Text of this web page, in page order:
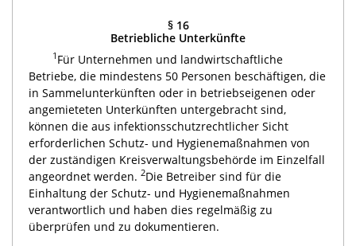
§ 16
Betriebliche Unterkünfte
1 Für Unternehmen und landwirtschaftliche
Betriebe, die mindestens 50 Personen beschäftigen, die
in Sammelunterkünften oder in betriebseigenen oder
angemieteten Unterkünften untergebracht sind,
können die aus infektionsschutzrechtlicher Sicht
erforderlichen Schutz- und Hygienemaßnahmen von
der zuständigen Kreisverwaltungsbehörde im Einzelfall
angeordnet werden. 2Die Betreiber sind für die
Einhaltung der Schutz- und Hygienemaßnahmen
verantwortlich und haben dies regelmäßig zu
überprüfen und zu dokumentieren.